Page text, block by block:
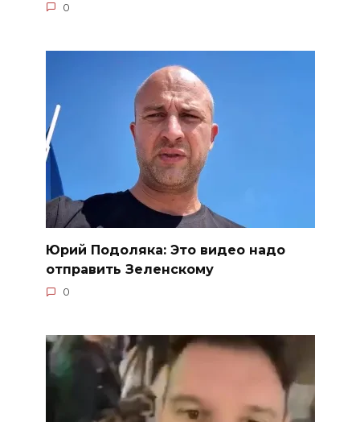
0
Юрий Подоляка: Это видео надо
отправить Зеленскому
0